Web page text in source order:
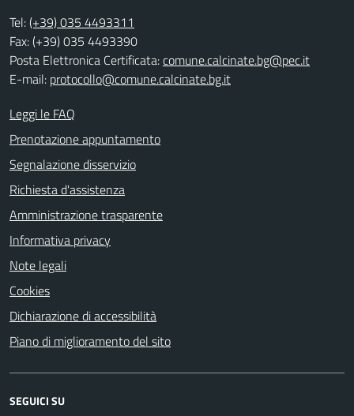
Tel:(+39) 035 4493311
Fax: (+39) 035 4493390
Posta Elettronica Certificata:comune.calcinate.bg@pec.it
E-mail: protocollo@comune.calcinate.bg.it
Leggi le FAQ
Prenotazione appuntamento
Segnalazione disservizio
Richiesta d'assistenza
Amministrazione trasparente
Informativa privacy
Note legali
Cookies
Dichiarazione di accessibilità
Piano di miglioramento del sito
SEGUICI SU